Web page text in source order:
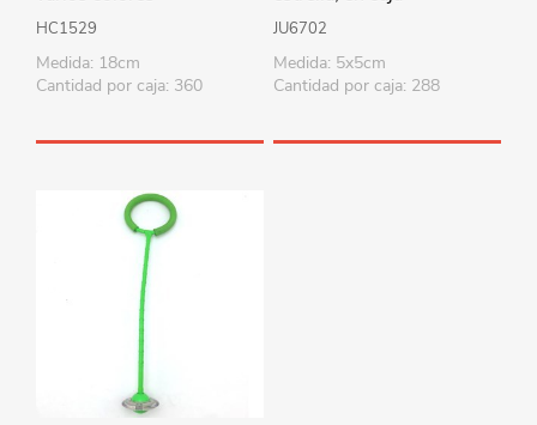
HC1529
Medida: 18cm
Cantidad por caja: 360
JU6702
Medida: 5x5cm
Cantidad por caja: 288